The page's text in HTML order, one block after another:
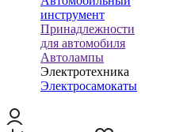
инструмент
Принадлежности
для автомобиля
Автолампы
Электротехника
Электросамокаты